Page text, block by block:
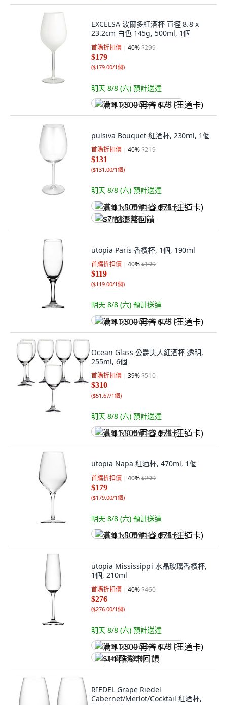
EXCELSA 波爾多紅酒杯 直徑 8.8 x
23.2cm 白色 145g, 500ml, 1個
首購折扣價 40%$299
$179
($179.00/1個)
明天 8/8 (六) 預計送達
满 $1,500 再省 $75 (王道卡)
pulsiva Bouquet 紅酒杯, 230ml, 1個
首購折扣價 40%$219
$131
($131.00/1個)
明天 8/8 (六) 預計送達
满 $1,500 再省 $75 (王道卡)
$7 酷澎幣回饋
utopia Paris 香檳杯, 1個, 190ml
首購折扣價 40%$199
$119
($119.00/1個)
明天 8/8 (六) 預計送達
满 $1,500 再省 $75 (王道卡)
Ocean Glass 公爵夫人紅酒杯 透明,
255ml, 6個
首購折扣價 39%$510
$310
($51.67/1個)
明天 8/8 (六) 預計送達
满 $1,500 再省 $75 (王道卡)
utopia Napa 紅酒杯, 470ml, 1個
首購折扣價 40%$299
$179
($179.00/1個)
明天 8/8 (六) 預計送達
满 $1,500 再省 $75 (王道卡)
utopia Mississippi 水晶玻璃香檳杯,
1個, 210ml
首購折扣價 40%$460
$276
($276.00/1個)
明天 8/8 (六) 預計送達
满 $1,500 再省 $75 (王道卡)
$14 酷澎幣回饋
RIEDEL Grape Riedel
Cabernet/Merlot/Cocktail 紅酒杯,